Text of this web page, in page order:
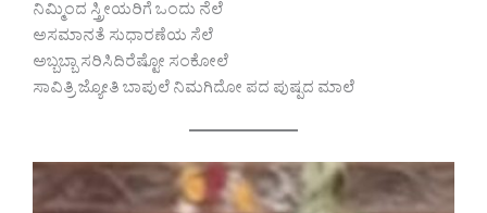
ನಿಮ್ಮಿಂದ ಸ್ತ್ರೀಯರಿಗೆ ಒಂದು ನೆಲೆ
ಅಸಮಾನತೆ ಸುಧಾರಣೆಯ ಸೆಲೆ
ಅಬ್ಬಬ್ಬಾ ಸರಿಸಿದಿರೆಷ್ಟೋ ಸಂಕೋಲೆ
ಸಾವಿತ್ರಿ ಜ್ಯೋತಿ ಬಾಪುಲೆ ನಿಮಗಿದೋ ಪದ ಪುಷ್ಪದ ಮಾಲೆ